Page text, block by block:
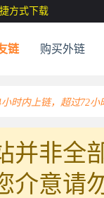
方式下载
链 购买外链
小时内上链，超过72
并非全
介意请